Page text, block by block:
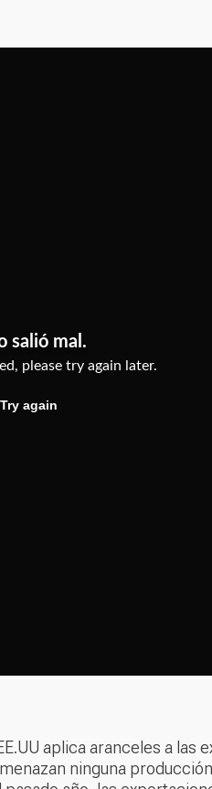
aplica aranceles a
ninguna